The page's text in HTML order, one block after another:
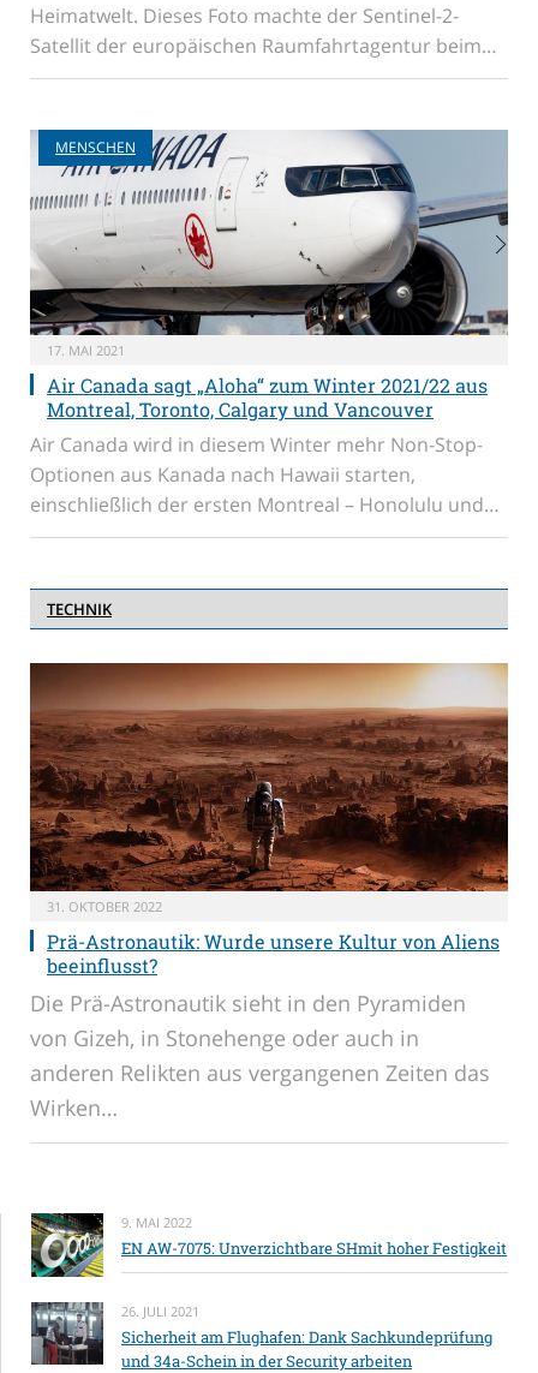
Heimatwelt. Dieses Foto machte der Sentinel-2-
Satellit der europäischen Raumfahrtagentur beim…
MENSCHEN
17. MAI 2021
Air Canada sagt „Aloha“ zum Winter 2021/22 aus
Montreal, Toronto, Calgary und Vancouver
Air Canada wird in diesem Winter mehr Non-Stop-
Optionen aus Kanada nach Hawaii starten,
einschließlich der ersten Montreal – Honolulu und…
TECHNIK
31. OKTOBER 2022
Prä-Astronautik: Wurde unsere Kultur von Aliens
beeinflusst?
Die Prä-Astronautik sieht in den Pyramiden
von Gizeh, in Stonehenge oder auch in
anderen Relikten aus vergangenen Zeiten das
Wirken…
9. MAI 2022
EN AW-7075: Unverzichtbare SHmit hoher Festigkeit
26. JULI 2021
Sicherheit am Flughafen: Dank Sachkundeprüfung
und 34a-Schein in der Security arbeiten